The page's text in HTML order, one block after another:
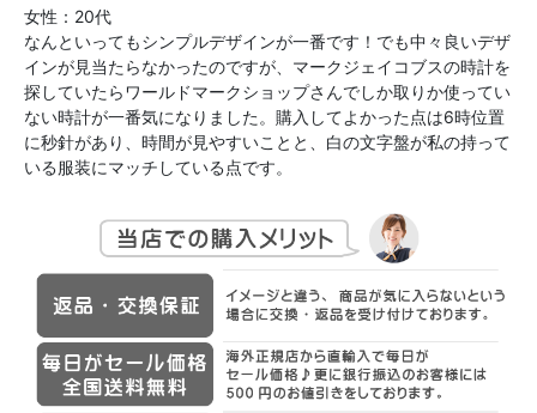
女性：20代
なんといってもシンプルデザインが一番です！でも中々良いデザ
インが見当たらなかったのですが、マークジェイコブスの時計を
探していたらワールドマークショップさんでしか取りか使ってい
ない時計が一番気になりました。購入してよかった点は6時位置
に秒針があり、時間が見やすいことと、白の文字盤が私の持って
いる服装にマッチしている点です。